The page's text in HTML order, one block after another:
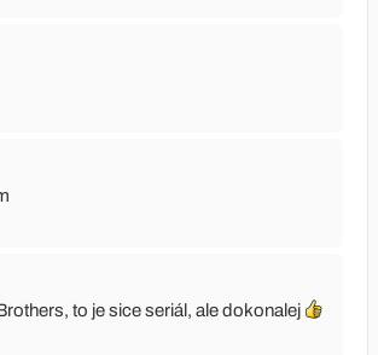
to je sice seriál, ale dokonalej